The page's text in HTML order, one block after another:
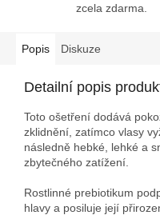
zcela zdarma.
Popis Diskuze
Detailní popis
Toto ošetření dodává
zklidnění, zatímco vlasy
následně hebké, lehké a
zbytečného zatížení.
Rostlinné prebiotikum
hlavy a posiluje její